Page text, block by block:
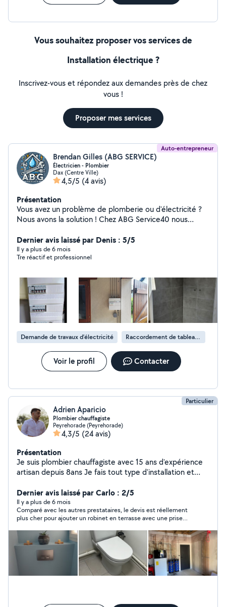
Vous souhaitez proposer vos services de
Installation électrique ?
Inscrivez-vous et répondez aux demandes près de chez
vous !
Proposer mes services
Auto-entrepreneur
Brendan Gilles (ABG SERVICE)
Électricien - Plombier
Dax (Centre Ville)
4,5/5 (4 avis)
Présentation
Vous avez un problème de plomberie ou d'électricité ?
Nous avons la solution ! Chez ABG Service40 nous
d'électricité pour votre confort et sécurité. Que ce soit
pour une fuite d'eau, une installation électrique ou une
réparation urgente, nos experts sont là pour intervenir
fuites, débouchage, installations sanitaires. Électricité :
dépannage, installations, mise aux normes, éclairage.
Pourquoi choisir ABG Service40 ? Interventions rapides
et efficaces Devis gratuit et transparent Service 24/7
Tarifs compétitifs Contactez-nous dès aujourd'hui, pour
plus d'informations. ABG Service40 votre partenaire de
confiance pour tous vos travaux de plomberie et
d'électricité !
Dernier avis laissé par Denis : 5/5
Il y a plus de 6 mois
Tre réactif et professionnel
Demande de travaux d’électricité Raccordement de tableau électrique
Voir le profil Contacter
Particulier
Adrien Aparicio
Plombier chauffagiste
Peyrehorade (Peyrehorade)
4,3/5 (24 avis)
Présentation
Je suis plombier chauffagiste avec 15 ans d'expérience
artisan depuis 8ans Je fais tout type d'installation et
annuels de chaudière Note Google 4,9/5 et plus de 120
avis positifs
Dernier avis laissé par Carlo : 2/5
Il y a plus de 6 mois
Comparé avec les autres prestataires, le devis est réellement
plus cher pour ajouter un robinet en terrasse avec une prise